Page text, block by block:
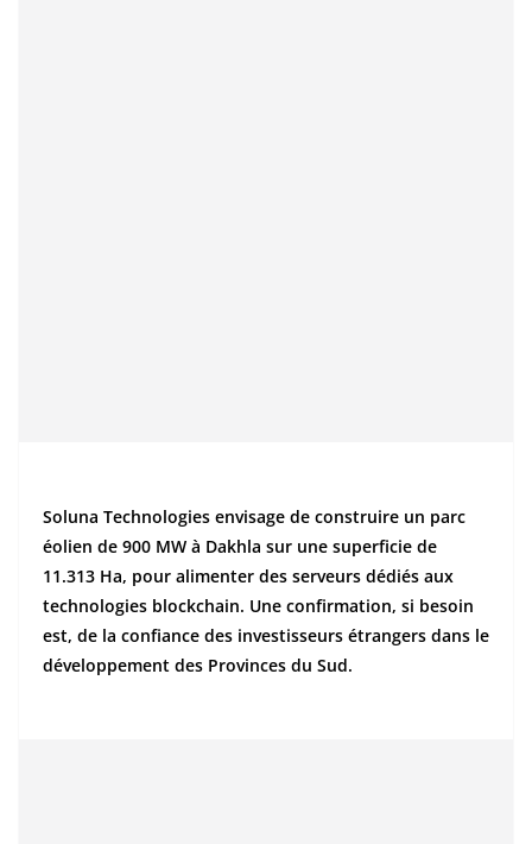
Soluna Technologies envisage de construire un parc
éolien de 900 MW à Dakhla sur une superficie de
11.313 Ha, pour alimenter des serveurs dédiés aux
technologies blockchain. Une confirmation, si besoin
est, de la confiance des investisseurs étrangers dans le
développement des Provinces du Sud.